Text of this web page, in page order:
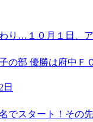
り…１０月１日、
の部 優勝は府中Ｆ
でスタート！その